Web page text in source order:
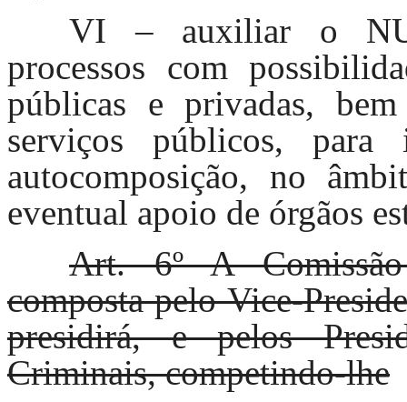
VI – auxiliar o
processos com
públicas e privadas,
serviços públicos, para
autocomposição, no
eventual apoio de órgãos
Art. 6º A
composta pelo Vice-
presidirá, e pelos
Criminais, competindo-lhe